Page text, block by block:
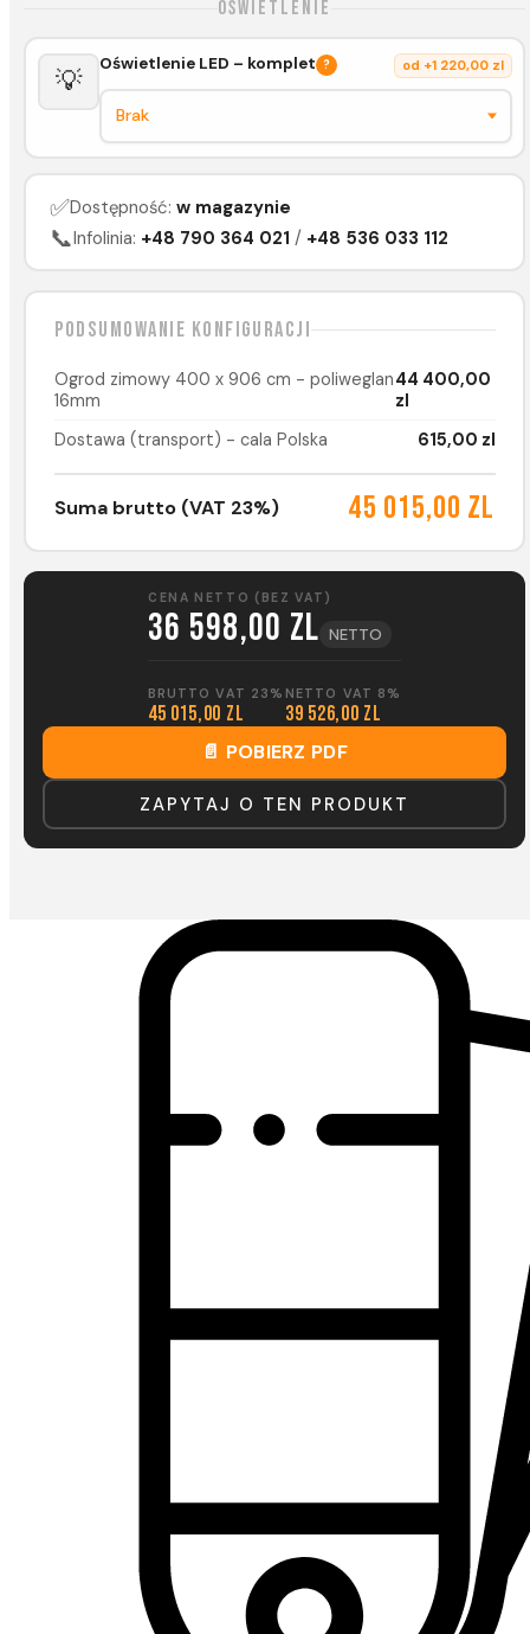
Oświetlenie
💡
Oświetlenie LED – komplet ? od +1 220,00 zl
✅Dostępność: w magazynie
📞Infolinia: +48 790 364 021 / +48 536 033 112
Podsumowanie konfiguracji
Ogrod zimowy 400 x 906 cm - poliweglan
16mm
44 400,00
zl
Dostawa (transport) - cala Polska
615,00 zl
Suma brutto (VAT 23%) 45 015,00 zl
CENA NETTO (BEZ VAT)
36 598,00 zl NETTO
BRUTTO VAT 23%
45 015,00 zl
NETTO VAT 8%
39 526,00 zl
📄 POBIERZ PDF
ZAPYTAJ O TEN PRODUKT